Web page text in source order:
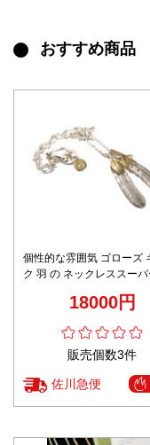
おすすめ商品
個性的な雰囲気 ゴローズ
ク 羽 の ネックレススー
ファッション シルバー
18000円
販売個数3件
佐川急便